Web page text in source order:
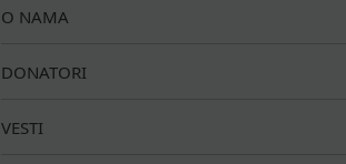
O NAMA
DONATORI
VESTI